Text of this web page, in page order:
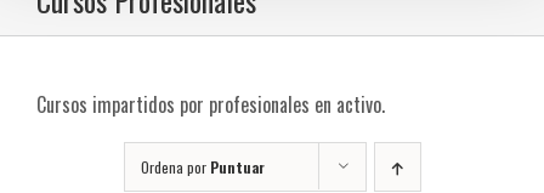
Cursos impartidos por profesionales en activo.
Ordena por Puntuar